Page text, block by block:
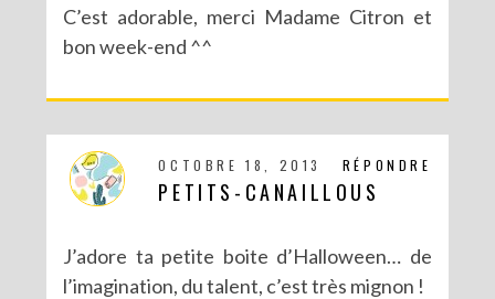
C’est adorable, merci Madame Citron et
bon week-end ^^
RÉPONDRE
OCTOBRE 18, 2013
PETITS-CANAILLOUS
J’adore ta petite boite d’Halloween… de
l’imagination, du talent, c’est très mignon !